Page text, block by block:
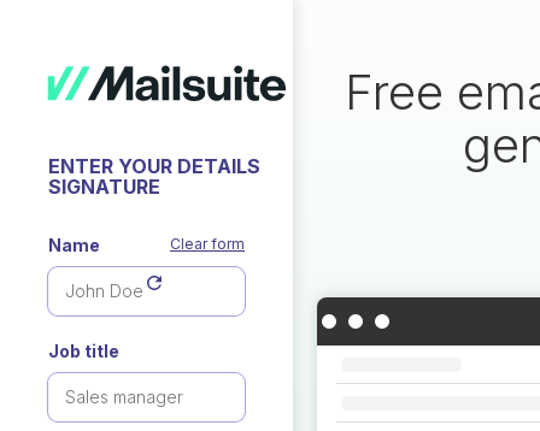
ENTER YOUR DETAILS
SIGNATURE
Clear form
Name
Job title
Free